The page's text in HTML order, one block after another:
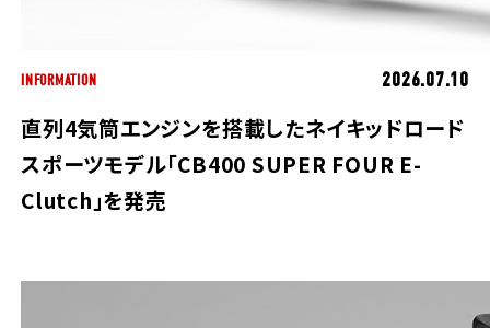
INFORMATION 2026.07.10
直列4気筒エンジンを搭載したネイキッドロード
スポーツモデル「CB400 SUPER FOUR E-
Clutch」を発売